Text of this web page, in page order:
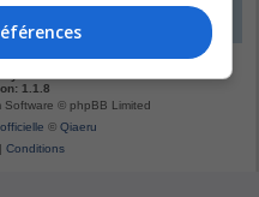
UTC-04:00
2.0
1.1.8
Software © phpBB Limited
© Qiaeru
| Conditions